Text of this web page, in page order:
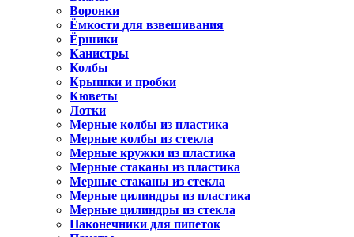
Воронки
Ёмкости для взвешивания
Ёршики
Канистры
Колбы
Крышки и пробки
Кюветы
Лотки
Мерные колбы из пластика
Мерные колбы из стекла
Мерные кружки из пластика
Мерные стаканы из пластика
Мерные стаканы из стекла
Мерные цилиндры из пластика
Мерные цилиндры из стекла
Наконечники для пипеток